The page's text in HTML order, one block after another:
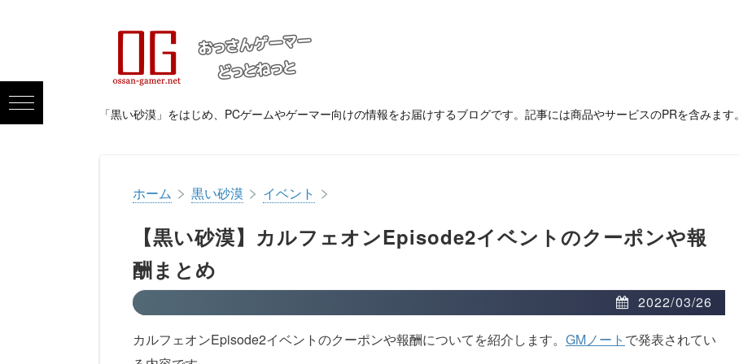
「黒い砂漠」をはじめ、PCゲームやゲーマー向けの情報をお届けするブログです。記事には商品やサービスのPRを含みます。
ホーム > 黒い砂漠 > イベント >
【黒い砂漠】カルフェオンEpisode2イベントのクーポンや報
酬まとめ
2022/03/26
カルフェオンEpisode2イベントのクーポンや報酬についてを紹介します。 GMノート で発表されてい